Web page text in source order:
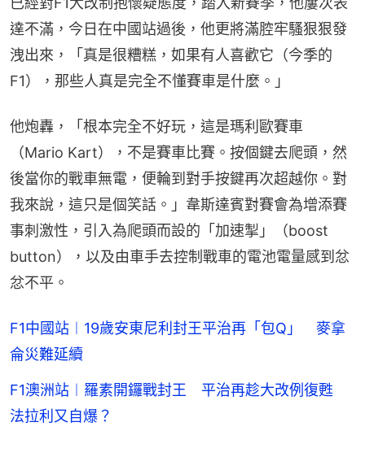
達不滿，今日在中國站過後，他更將滿腔牢騷狠狠發
洩出來，「真是很糟糕，如果有人喜歡它（今季的
F1），那些人真是完全不懂賽車是什麼。」
他炮轟，「根本完全不好玩，這是瑪利歐賽車
（Mario Kart），不是賽車比賽。按個鍵去爬頭，然
後當你的戰車無電，便輪到對手按鍵再次超越你。對
我來說，這只是個笑話。」韋斯達賓對賽會為增添賽
事刺激性，引入為爬頭而設的「加速掣」（boost
button），以及由車手去控制戰車的電池電量感到忿
忿不平。
F1中國站︱19歲安東尼利封王平治再「包Q」 麥拿
侖災難延續
F1澳洲站︱羅素開鑼戰封王 平治再趁大改例復甦
法拉利又自爆？